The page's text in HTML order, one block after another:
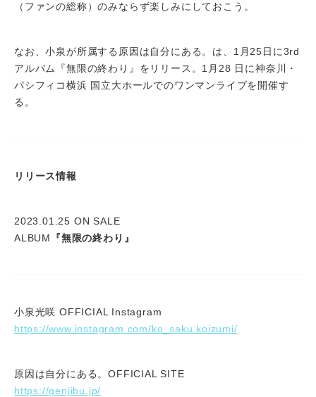
（ファンの総称）のみならず楽しみにしておこう。
なお、小泉が所属する原因は自分にある。は、1月25日に3rd
アルバム『無限の終わり』をリリース。1月28 日に神奈川・
パシフィコ横浜 国立大ホールでのワンマンライブを開催す
る。
リリース情報
2023.01.25 ON SALE
ALBUM
『無限の終わり』
小泉光咲 OFFICIAL Instagram
https://www.instagram.com/ko_saku.koizumi/
原因は自分にある。OFFICIAL SITE
https://genjibu.jp/